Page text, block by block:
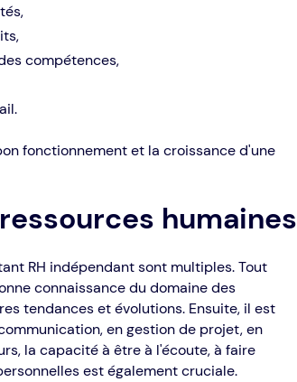
compétences,
fonctionnement et la croissance d'une
humaines
RH indépendant sont multiples. Tout
connaissance du domaine des
tendances et évolutions. Ensuite, il est
en gestion de projet, en
la capacité à être à l'écoute, à faire
est également cruciale.